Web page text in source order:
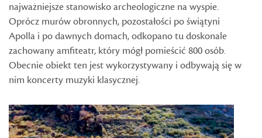
najważniejsze stanowisko archeologiczne na wyspie.
Oprócz murów obronnych, pozostałości po świątyni
Apolla i po dawnych domach, odkopano tu doskonale
zachowany amfiteatr, który mógł pomieścić 800 osób.
Obecnie obiekt ten jest wykorzystywany i odbywają się w
nim koncerty muzyki klasycznej.